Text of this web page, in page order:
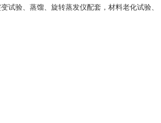
验、蒸馏、旋转蒸发仪配套，材料老化试验、